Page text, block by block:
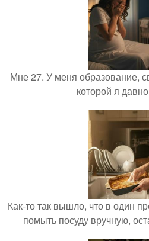
Мне 27. У меня образование,
которой я
Как-то так вышло, что в один
помыть посуду вручную,